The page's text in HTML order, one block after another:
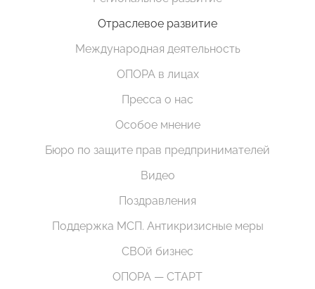
Отраслевое развитие
Международная деятельность
ОПОРА в лицах
Пресса о нас
Особое мнение
Бюро по защите прав предпринимателей
Видео
Поздравления
Поддержка МСП. Антикризисные меры
СВОй бизнес
ОПОРА — СТАРТ